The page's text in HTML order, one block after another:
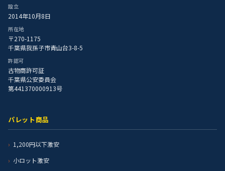
設立
2014年10月8日
所在地
〒270-1175
千葉県我孫子市青山台3-8-5
許認可
古物商許可証
千葉県公安委員会
第441370000913号
パレット商品
1,200円以下激安
小ロット激安